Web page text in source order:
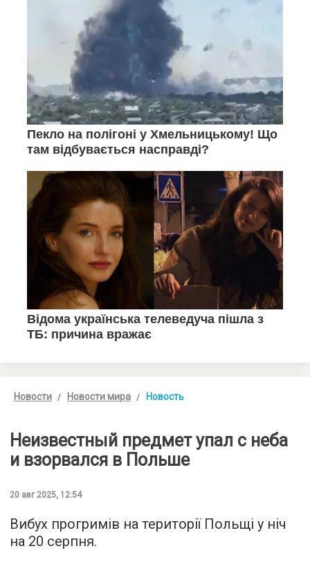
Новости Новости мира Новость
Неизвестный предмет упал с неба
и взорвался в Польше
20 авг 2025, 12:54
Вибух прогримів на території Польщі у ніч
на 20 серпня.